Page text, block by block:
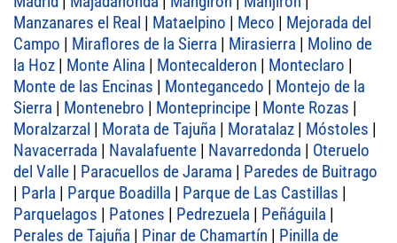
Manzanares el Real | Mataelpino | Meco | Mejorada del
Campo | Miraflores de la Sierra | Mirasierra | Molino de
la Hoz | Monte Alina | Montecalderon | Monteclaro |
Monte de las Encinas | Montegancedo | Montejo de la
Sierra | Montenebro | Monteprincipe | Monte Rozas |
Moralzarzal | Morata de Tajuña | Moratalaz | Móstoles |
Navacerrada | Navalafuente | Navarredonda | Oteruelo
del Valle | Paracuellos de Jarama | Paredes de Buitrago
| Parla | Parque Boadilla | Parque de Las Castillas |
Parquelagos | Patones | Pedrezuela | Peñáguila |
Perales de Tajuña | Pinar de Chamartín | Pinilla de